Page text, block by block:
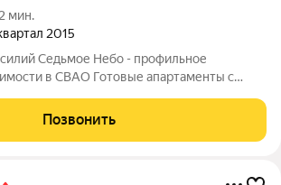
мин.
2015
Седьмое Небо - профильное
в СВАО Готовые апартаменты с
апартаменты с современным
эргономикой -
Позвонить